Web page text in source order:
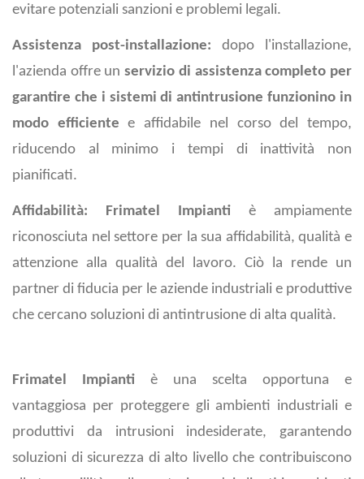
evitare potenziali sanzioni e problemi legali.
Assistenza post-installazione: dopo l'installazione,
l'azienda offre unservizio di assistenza completo per
garantire che i sistemi di antintrusione funzionino in
modo efficiente e affidabile nel corso del tempo,
riducendo al minimo i tempi di inattività non
pianificati.
Affidabilità: Frimatel Impianti è ampiamente
riconosciuta nel settore per la sua affidabilità, qualità e
attenzione alla qualità del lavoro. Ciò la rende un
partner di fiducia per le aziende industriali e produttive
che cercano soluzioni di antintrusione di alta qualità.
Frimatel Impianti è una scelta opportuna e
vantaggiosa per proteggere gli ambienti industriali e
produttivi da intrusioni indesiderate, garantendo
soluzioni di sicurezza di alto livello che contribuiscono